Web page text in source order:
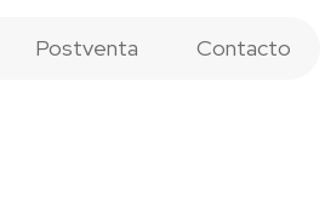
Postventa Contacto